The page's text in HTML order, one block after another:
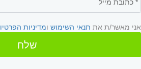
אני מאשר/ת את תנאי השימוש ומדיניות
שלח